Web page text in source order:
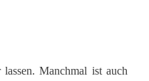
Manchmal ist auch